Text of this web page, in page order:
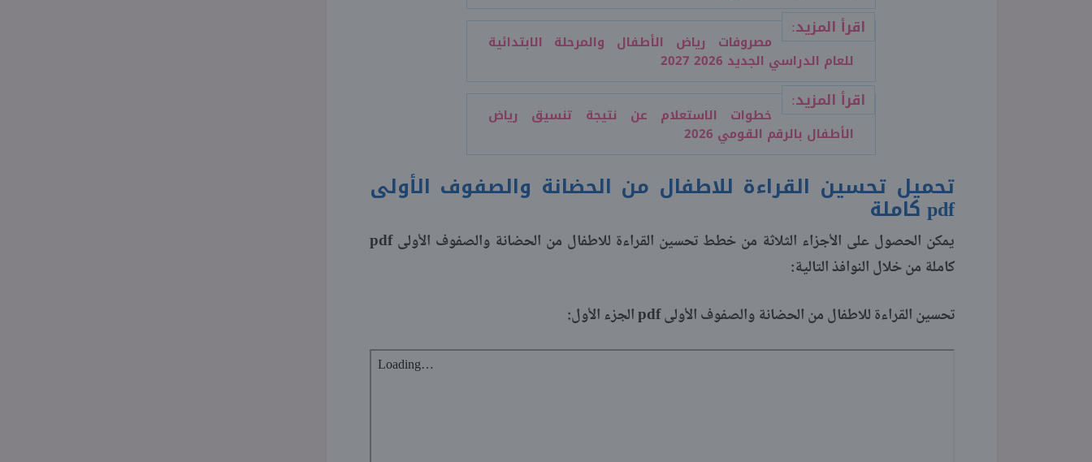
اقرأ المزيد:
مصروفات رياض الأطفال والمرحلة الابتدائية
للعام الدراسي الجديد 2026 2027
اقرأ المزيد:
خطوات الاستعلام عن نتيجة تنسيق رياض
الأطفال بالرقم القومي 2026
تحميل تحسين القراءة للاطفال من الحضانة والصفوف الأولى
pdfكاملة
يمكن الحصول على الأجزاء الثلاثة من خطط تحسين القراءة للاطفال من الحضانة والصفوف الأولىpdf
كاملة من خلال النوافذ التالية:
تحسين القراءة للاطفال من الحضانة والصفوف الأولىpdfالجزء الأول: